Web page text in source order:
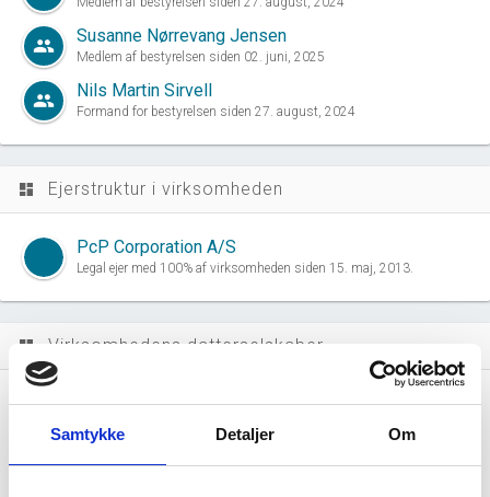
Samtykke Detaljer Om
group Susanne Nørrevang Jensen
Medlem af bestyrelsen siden 02. juni, 2025
group Nils Martin Sirvell
Formand for bestyrelsen siden 27. august, 2024
dashboard Ejerstruktur i virksomheden
PcP Corporation A/S
Legal ejer med 100% af virksomheden siden 15. maj, 2013.
dashboard Virksomhedens datterselskaber